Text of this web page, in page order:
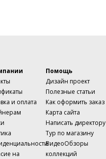
и оплата
на
Помощь
Дизайн проект
Полезные статьи
Как оформить заказ
Карта сайта
Написать директору
Тур по магазину
ВидеоОбзоры
коллекций